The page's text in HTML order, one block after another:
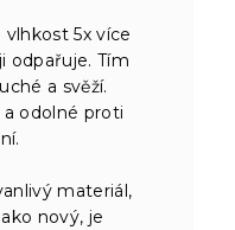
5x více
odpařuje. Tím
a svěží.
odolné proti
materiál,
nový, je